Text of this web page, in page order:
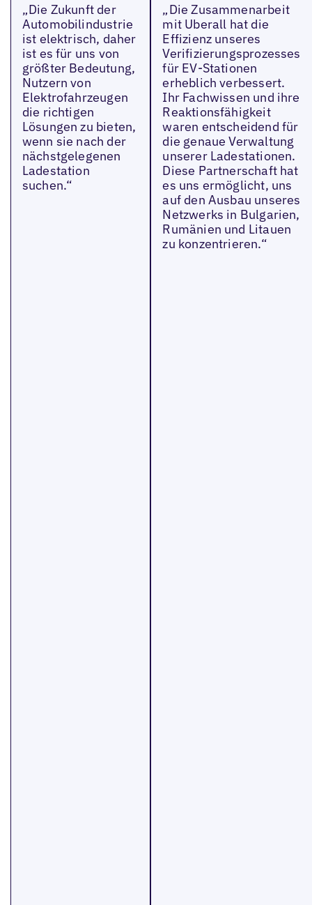
„Die Zukunft der
Automobilindustrie
ist elektrisch, daher
ist es für uns von
größter Bedeutung,
Nutzern von
Elektrofahrzeugen
die richtigen
Lösungen zu bieten,
wenn sie nach der
nächstgelegenen
Ladestation
suchen.“
„Die Zusammenarbeit
mit Uberall hat die
Effizienz unseres
Verifizierungsprozesses
für EV-Stationen
erheblich verbessert.
Ihr Fachwissen und ihre
Reaktionsfähigkeit
waren entscheidend für
die genaue Verwaltung
unserer Ladestationen.
Diese Partnerschaft hat
es uns ermöglicht, uns
auf den Ausbau unseres
Netzwerks in Bulgarien,
Rumänien und Litauen
zu konzentrieren.“